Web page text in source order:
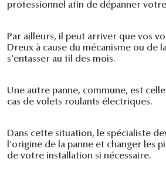
professionnel afin de dépanner
Par ailleurs, il peut arriver que vos
Dreux à cause du mécanisme ou de
s’entasser au fil des mois.
Une autre panne, commune, est
cas de volets roulants électriques.
Dans cette situation, le spécialiste
l’origine de la panne et changer les
de votre installation si nécessaire.